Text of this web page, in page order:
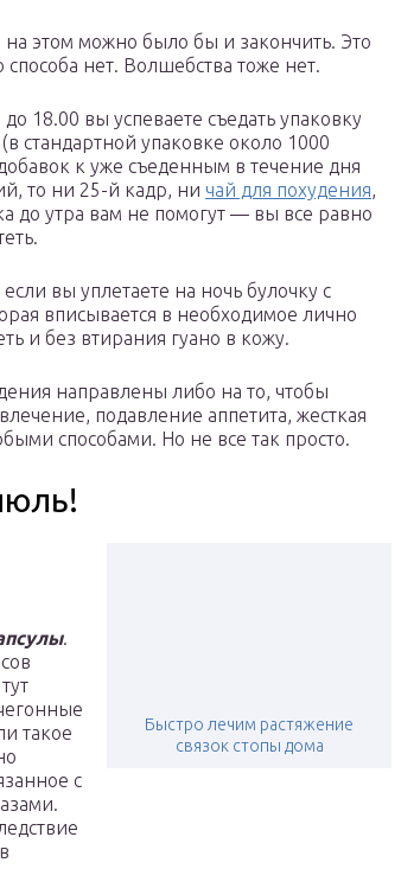
этом можно было бы и закончить. Это
способа нет. Волшебства тоже нет.
18.00 вы успеваете съедать упаковку
стандартной упаковке около 1000
к уже съеденным в течение дня
то ни 25-й кадр, ни чай для похудения,
до утра вам не помогут — вы все равно
вы уплетаете на ночь булочку с
вписывается в необходимое лично
и без втирания гуано в кожу.
направлены либо на то, чтобы
подавление аппетита, жесткая
способами. Но не все так просто.
Быстро лечим растяжение
связок стопы дома
.
такое
с